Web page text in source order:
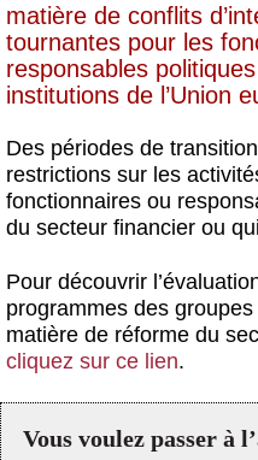
matière de conflits
tournantes pour les
responsables
institutions de l’Union
Des périodes de
restrictions sur les
fonctionnaires ou
du secteur financier ou
Pour découvrir
programmes des
matière de réforme du
cliquez sur ce lien.
Vous voulez passer à